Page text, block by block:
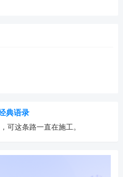
典语录
可这条路一直在施工。